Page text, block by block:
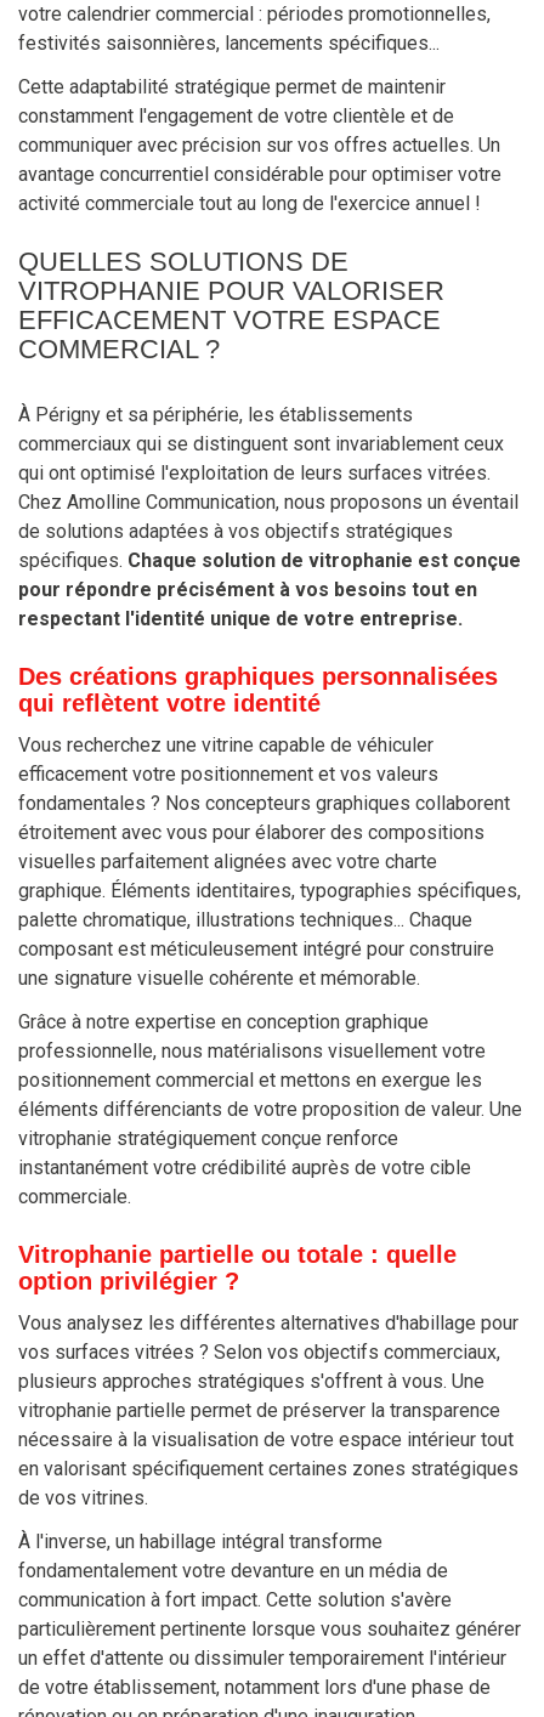
votre calendrier commercial : périodes promotionnelles,
festivités saisonnières, lancements spécifiques...
Cette adaptabilité stratégique permet de maintenir
constamment l'engagement de votre clientèle et de
communiquer avec précision sur vos offres actuelles. Un
avantage concurrentiel considérable pour optimiser votre
activité commerciale tout au long de l'exercice annuel !
QUELLES SOLUTIONS DE
VITROPHANIE POUR VALORISER
EFFICACEMENT VOTRE ESPACE
COMMERCIAL ?
À Périgny et sa périphérie, les établissements
commerciaux qui se distinguent sont invariablement ceux
qui ont optimisé l'exploitation de leurs surfaces vitrées.
Chez Amolline Communication, nous proposons un éventail
de solutions adaptées à vos objectifs stratégiques
spécifiques. Chaque solution de vitrophanie est conçue
pour répondre précisément à vos besoins tout en
respectant l'identité unique de votre entreprise.
Des créations graphiques personnalisées
qui reflètent votre identité
Vous recherchez une vitrine capable de véhiculer
efficacement votre positionnement et vos valeurs
fondamentales ? Nos concepteurs graphiques collaborent
étroitement avec vous pour élaborer des compositions
visuelles parfaitement alignées avec votre charte
graphique. Éléments identitaires, typographies spécifiques,
palette chromatique, illustrations techniques... Chaque
composant est méticuleusement intégré pour construire
une signature visuelle cohérente et mémorable.
Grâce à notre expertise en conception graphique
professionnelle, nous matérialisons visuellement votre
positionnement commercial et mettons en exergue les
éléments différenciants de votre proposition de valeur. Une
vitrophanie stratégiquement conçue renforce
instantanément votre crédibilité auprès de votre cible
commerciale.
Vitrophanie partielle ou totale : quelle
option privilégier ?
Vous analysez les différentes alternatives d'habillage pour
vos surfaces vitrées ? Selon vos objectifs commerciaux,
plusieurs approches stratégiques s'offrent à vous. Une
vitrophanie partielle permet de préserver la transparence
nécessaire à la visualisation de votre espace intérieur tout
en valorisant spécifiquement certaines zones stratégiques
de vos vitrines.
À l'inverse, un habillage intégral transforme
fondamentalement votre devanture en un média de
communication à fort impact. Cette solution s'avère
particulièrement pertinente lorsque vous souhaitez générer
un effet d'attente ou dissimuler temporairement l'intérieur
de votre établissement, notamment lors d'une phase de